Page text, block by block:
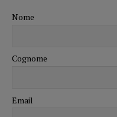
Nome
Cognome
Email